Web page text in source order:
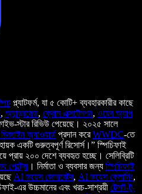
প্ল্যাটফর্ম, যা ৫ কোটি+ ব্যবহারকারীর কাছে
, অ্যান্ড্রয়েড, ক্রোম এক্সটেনশন, ওয়েব অ্যাপ
স্টার রিভিউ পেয়েছে। ২০২৫ সালে
অ্যাওয়ার্ড প্রদান করেWWDC-তে
একটি গুরুত্বপূর্ণ রিসোর্স।” স্পিচিফাই
প্রায় ২০০ দেশে ব্যবহৃত হচ্ছে। সেলিব্রিটি
পেল্ট্রো । নির্মাতা ও ব্যবসার জন্য স্পিচিফাই
AI ভয়েস জেনারেটর, AI ভয়েস ক্লোনিং,
এর উচ্চমানের এবং খরচ-সাশ্রয়ী টেক্সট-টু-